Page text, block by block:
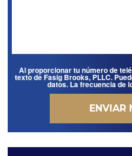
Al proporcionar tu número de
texto de Fasig Brooks, PLLC.
datos. La frecuencia de